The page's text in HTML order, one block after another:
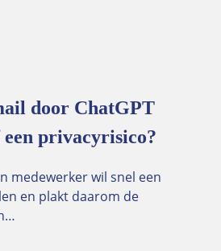
door ChatGPT
privacyrisico?
medewerker wil snel een
en plakt daarom de